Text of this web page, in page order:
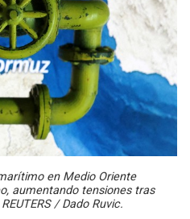
en Medio Oriente
aumentando tensiones tras
/ Dado Ruvic.